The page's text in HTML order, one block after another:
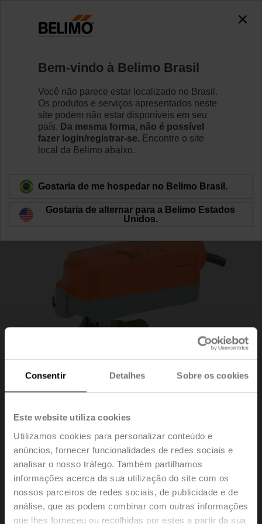
Consentir Detalhes Sobre os cookies
Este website utiliza cookies
Utilizamos cookies para personalizar conteúdo e
anúncios, fornecer funcionalidades de redes sociais e
analisar o nosso tráfego. Também partilhamos
informações acerca da sua utilização do site com os
nossos parceiros de redes sociais, de publicidade e de
análise, que as podem combinar com outras informações
que lhes forneceu ou recolhidas por estes a partir da sua
Z3100QS-J+CQBUP-3
Saiba Mais
Voltar para categoria de produto
Z3100QS-J+CQBUP-
3
Bem-vindo à Belimo Brasil
Você não parece estar localizado no Brasil.
Os produtos e serviços apresentados neste
site podem não estar disponíveis em seu
país. Da mesma forma, não é possível
fazer login/registrar-se. Encontre o site
local da Belimo abaixo.
Gostaria de me hospedar no Belimo Brasil.
Gostaria de alternar para a Belimo Estados
Unidos.